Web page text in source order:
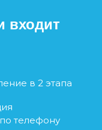
входит
в 2 этапа
телефону